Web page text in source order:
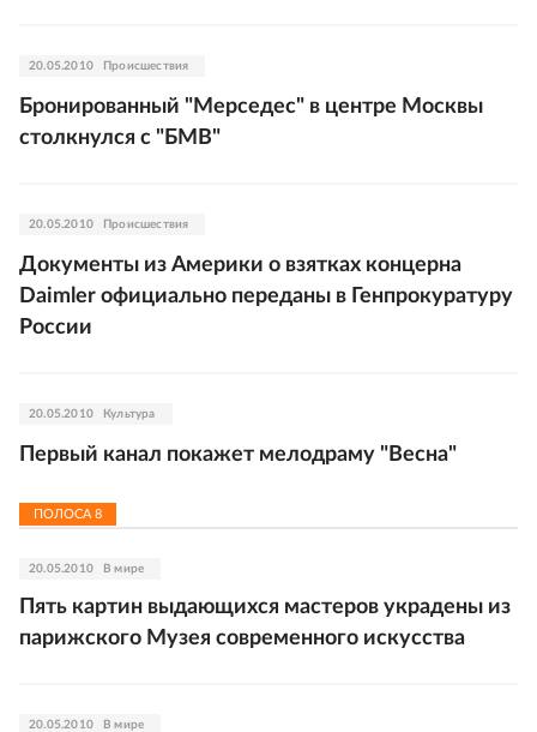
20.05.2010 Происшествия
Бронированный "Мерседес" в центре Москвы
столкнулся с "БМВ"
20.05.2010 Происшествия
Документы из Америки о взятках концерна
Daimler официально переданы в Генпрокуратуру
России
20.05.2010 Культура
Первый канал покажет мелодраму "Весна"
ПОЛОСА 8
20.05.2010 В мире
Пять картин выдающихся мастеров украдены из
парижского Музея современного искусства
20.05.2010 В мире